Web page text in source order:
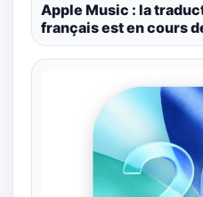
Apple Music : la
français est en cours